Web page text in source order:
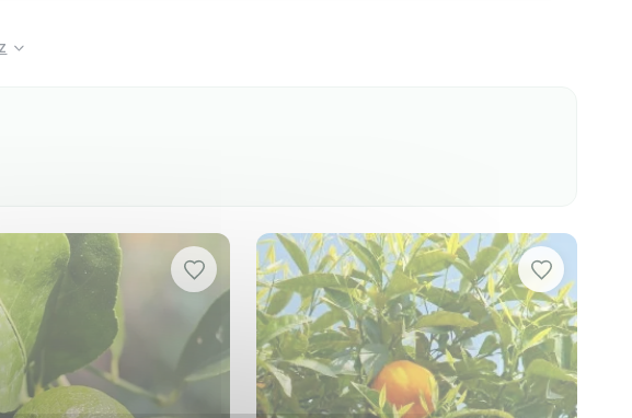
la journée. Certaines plantes préfèrent le plein soleil, tandis
des plantes compactes, tandis que les grands espaces
températures hivernales. Certaines plantes sont plus